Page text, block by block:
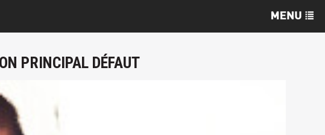
PRINCIPAL DÉFAUT